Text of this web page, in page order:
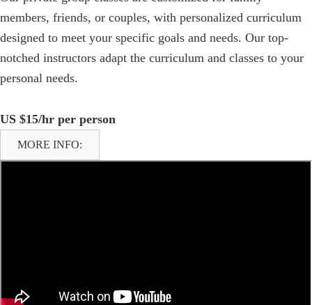
members, friends, or couples, with personalized curriculum
designed to meet your specific goals and needs. Our top-
notched instructors adapt the curriculum and classes to your
personal needs.
US $15/hr per person
MORE INFO: